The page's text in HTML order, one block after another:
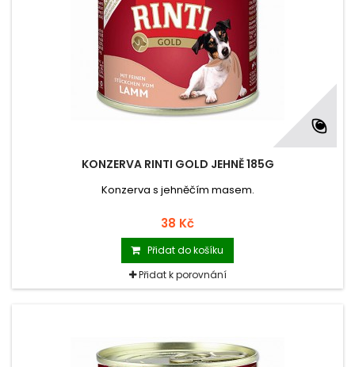
KONZERVA RINTI GOLD JEHNĚ 185G
Konzerva s jehněčím masem.
38 Kč
Přidat do košíku
Přidat k porovnání